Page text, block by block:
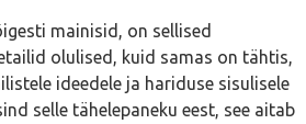
mainisid, on sellised
olulised, kuid samas on tähtis,
ideedele ja hariduse sisulisele
selle tähelepaneku eest, see aitab